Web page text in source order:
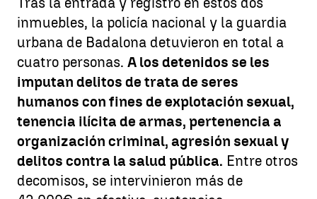
inmuebles, la policía nacional y la guardia
urbana de Badalona detuvieron en total a
cuatro personas. A los detenidos se les
imputan delitos de trata de seres
humanos con fines de explotación sexual,
tenencia ilícita de armas, pertenencia a
organización criminal, agresión sexual y
delitos contra la salud pública. Entre otros
decomisos, se intervinieron más de